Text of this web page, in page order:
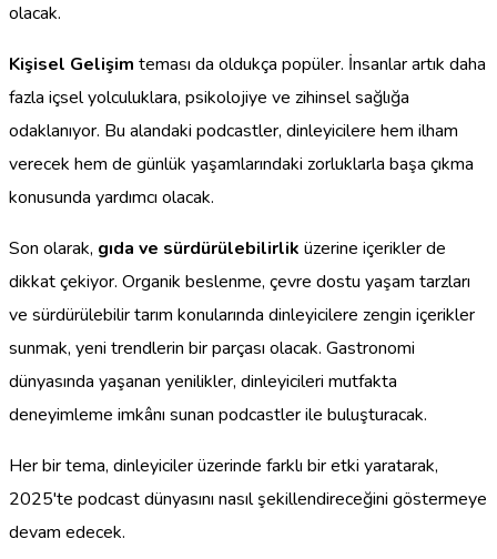
olacak.
Kişisel Gelişim teması da oldukça popüler. İnsanlar artık daha
fazla içsel yolculuklara, psikolojiye ve zihinsel sağlığa
odaklanıyor. Bu alandaki podcastler, dinleyicilere hem ilham
verecek hem de günlük yaşamlarındaki zorluklarla başa çıkma
konusunda yardımcı olacak.
Son olarak, gıda ve sürdürülebilirlik üzerine içerikler de
dikkat çekiyor. Organik beslenme, çevre dostu yaşam tarzları
ve sürdürülebilir tarım konularında dinleyicilere zengin içerikler
sunmak, yeni trendlerin bir parçası olacak. Gastronomi
dünyasında yaşanan yenilikler, dinleyicileri mutfakta
deneyimleme imkânı sunan podcastler ile buluşturacak.
Her bir tema, dinleyiciler üzerinde farklı bir etki yaratarak,
2025'te podcast dünyasını nasıl şekillendireceğini göstermeye
devam edecek.